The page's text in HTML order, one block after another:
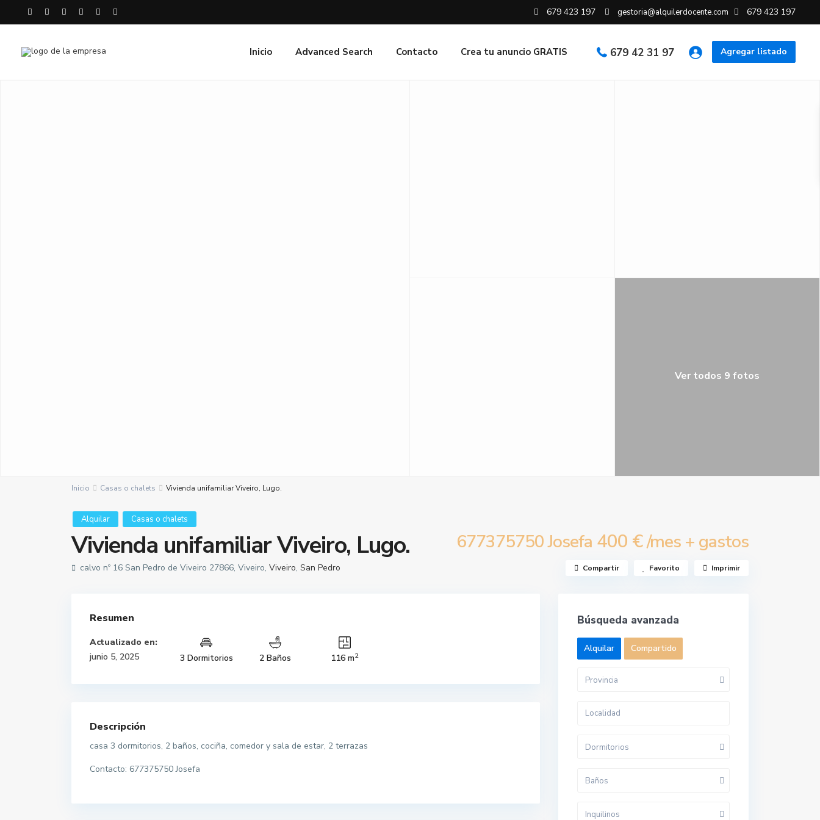
679 423 197 gestoria@alquilerdocente.com 679 423 197
Agregar listado
679 42 31 97
Inicio Advanced Search Contacto Crea tu anuncio GRATIS
Ver todos 9 fotos
Inicio Casas o chalets Vivienda unifamiliar Viveiro, Lugo.
Alquilar Casas o chalets
Vivienda unifamiliar Viveiro, Lugo. 677375750 Josefa 400 €/mes + gastos
calvo nº 16 San Pedro de Viveiro 27866, Viveiro, Viveiro, San Pedro Compartir Favorito Imprimir
Resumen
Actualizado en:
junio 5, 2025
3 Dormitorios 2 Baños 116 m2
Descripción
casa 3 dormitorios, 2 baños, cociña, comedor y sala de estar, 2 terrazas
Contacto: 677375750 Josefa
Búsqueda avanzada
Alquilar Compartido
Provincia
Dormitorios
Baños
Inquilinos